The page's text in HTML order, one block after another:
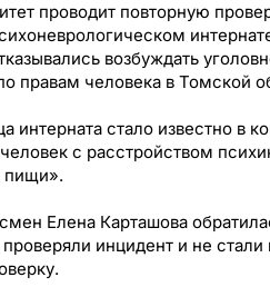
проводит повторную
возбуждать
правам человека в Томской
интерната стало известно в
с расстройством
пищи».
Елена Карташова
инцидент и не